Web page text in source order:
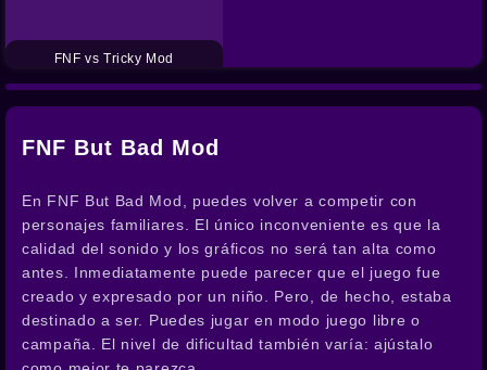
FNF vs Tricky Mod
FNF But Bad Mod
En FNF But Bad Mod, puedes volver a competir con
personajes familiares. El único inconveniente es que la
calidad del sonido y los gráficos no será tan alta como
antes. Inmediatamente puede parecer que el juego fue
creado y expresado por un niño. Pero, de hecho, estaba
destinado a ser. Puedes jugar en modo juego libre o
campaña. El nivel de dificultad también varía: ajústalo